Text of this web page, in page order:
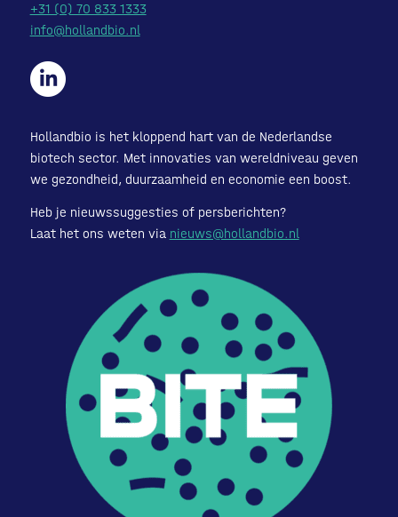
+31 (0) 70 833 1333
info@hollandbio.nl
Hollandbio is het kloppend hart van de Nederlandse
biotech sector. Met innovaties van wereldniveau geven
we gezondheid, duurzaamheid en economie een boost.
Heb je nieuwssuggesties of persberichten?
Laat het ons weten via nieuws@hollandbio.nl